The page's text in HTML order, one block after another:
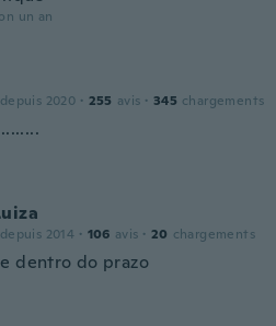
un an
2020 · 255 avis · 345 chargements
2014 · 106 avis · 20 chargements
dentro do prazo